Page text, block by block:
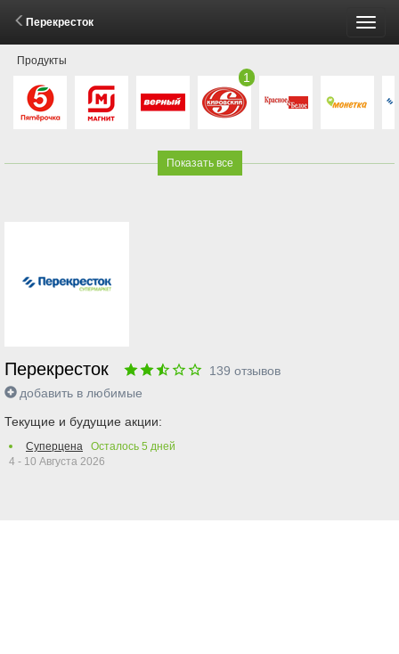
Перекресток
Продукты
1
Показать все
Перекресток 139 отзывов
добавить в любимые
Текущие и будущие акции:
Суперцена Осталось 5 дней
4 - 10 Августа 2026